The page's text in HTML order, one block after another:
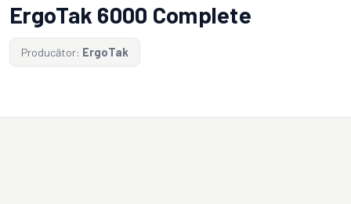
ErgoTak 6000 Complete
Producător: ErgoTak